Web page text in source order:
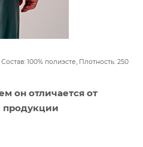
Состав: 100% полиэсте, Плотность: 250
он отличается от
продукции